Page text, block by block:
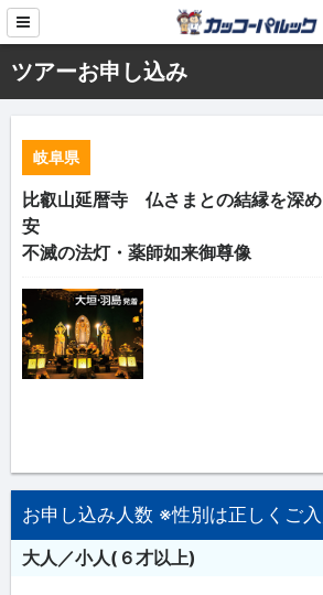
ツアーお申し込み
岐阜県
比叡山延暦寺 仏さまとの結縁を深
安
不滅の法灯・薬師如来御尊像
お申し込み人数 ※性別は正しくご入
大人／小人(６才以上)